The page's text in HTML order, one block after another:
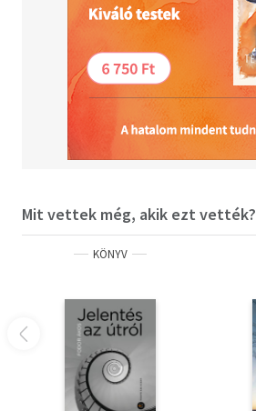
Mit vettek még, akik ezt vették?
KÖNYV